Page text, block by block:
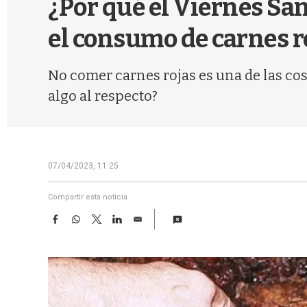
¿Por qué el Viernes
el consumo de carnes
No comer carnes rojas es una de las
algo al respecto?
07/04/2023, 11:25
Compartir esta noticia
F
e
b
o
W
t
s
T
w
t
t
e
L
k
e
d
E
i
l